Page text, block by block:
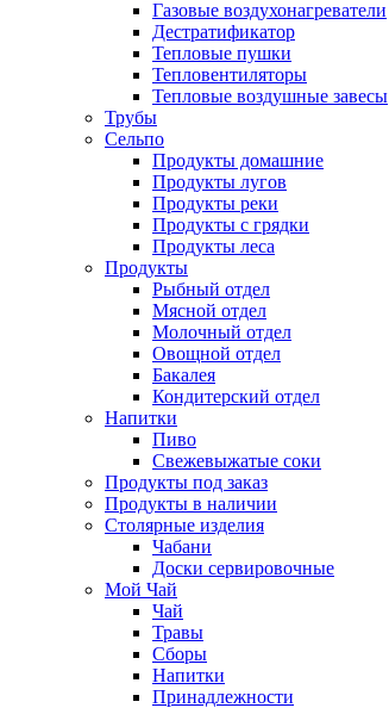
Газовые воздухонагреватели
Дестратификатор
Тепловые пушки
Тепловентиляторы
Тепловые воздушные завесы
Трубы
Сельпо
Продукты домашние
Продукты лугов
Продукты реки
Продукты с грядки
Продукты леса
Продукты
Рыбный отдел
Мясной отдел
Молочный отдел
Овощной отдел
Бакалея
Кондитерский отдел
Напитки
Пиво
Cвежевыжатые соки
Продукты под заказ
Продукты в наличии
Столярные изделия
Чабани
Доски сервировочные
Мой Чай
Чай
Травы
Сборы
Напитки
Принадлежности